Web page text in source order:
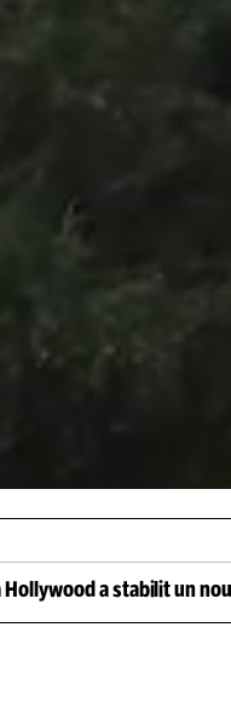
Hollywood a stabilit un